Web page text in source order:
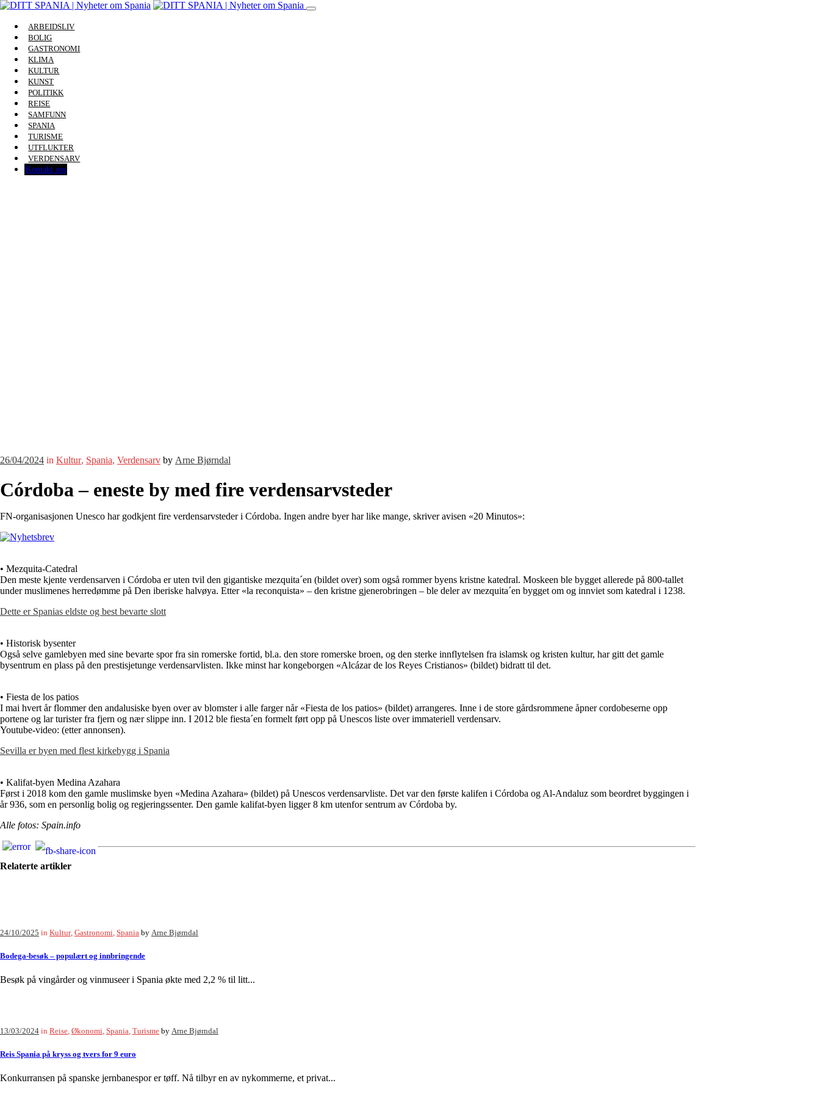
ARBEIDSLIV
BOLIG
GASTRONOMI
KLIMA
KULTUR
KUNST
POLITIKK
REISE
SAMFUNN
SPANIA
TURISME
UTFLUKTER
VERDENSARV
Kontakt oss
26/04/2024 in Kultur, Spania, Verdensarv by Arne Bjørndal
Córdoba – eneste by med fire verdensarvsteder
FN-organisasjonen Unesco har godkjent fire verdensarvsteder i Córdoba. Ingen andre byer har like mange, skriver avisen «20 Minutos»:
• Mezquita-Catedral
Den meste kjente verdensarven i Córdoba er uten tvil den gigantiske mezquita´en (bildet over) som også rommer byens kristne katedral. Moskeen ble bygget allerede på 800-tallet
under muslimenes herredømme på Den iberiske halvøya. Etter «la reconquista» – den kristne gjenerobringen – ble deler av mezquita´en bygget om og innviet som katedral i 1238.
Dette er Spanias eldste og best bevarte slott
• Historisk bysenter
Også selve gamlebyen med sine bevarte spor fra sin romerske fortid, bl.a. den store romerske broen, og den sterke innflytelsen fra islamsk og kristen kultur, har gitt det gamle
bysentrum en plass på den prestisjetunge verdensarvlisten. Ikke minst har kongeborgen «Alcázar de los Reyes Cristianos» (bildet) bidratt til det.
• Fiesta de los patios
I mai hvert år flommer den andalusiske byen over av blomster i alle farger når «Fiesta de los patios» (bildet) arrangeres. Inne i de store gårdsrommene åpner cordobeserne opp
portene og lar turister fra fjern og nær slippe inn. I 2012 ble fiesta´en formelt ført opp på Unescos liste over immateriell verdensarv.
Youtube-video: (etter annonsen).
Sevilla er byen med flest kirkebygg i Spania
• Kalifat-byen Medina Azahara
Først i 2018 kom den gamle muslimske byen «Medina Azahara» (bildet) på Unescos verdensarvliste. Det var den første kalifen i Córdoba og Al-Andaluz som beordret byggingen i
år 936, som en personlig bolig og regjeringssenter. Den gamle kalifat-byen ligger 8 km utenfor sentrum av Córdoba by.
Alle fotos: Spain.info
Relaterte artikler
24/10/2025 in Kultur, Gastronomi Spania by Arne Bjørndal
Bodega-besøk – populært og innbringende
Besøk på vingårder og vinmuseer i Spania økte med 2,2 % til litt...
13/03/2024 in Reise, Økonomi, Spania, Turisme by Arne Bjørndal
Reis Spania på kryss og tvers for 9 euro
Konkurransen på spanske jernbanespor er tøff. Nå tilbyr en av nykommerne, et privat...